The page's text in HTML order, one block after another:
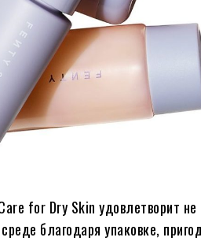
for Dry Skin удовлетворит
благодаря упаковке,